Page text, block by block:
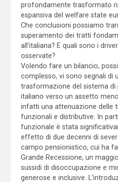
profondamente trasformato
espansiva del welfare state
Che conclusioni possiamo
superamento dei tratti
all’italiana? E quali sono i
osservate?
Volendo fare un bilancio,
complesso, vi sono segnali di
trasformazione del sistema di
italiano verso un assetto
infatti una attenuazione delle
funzionali e distributive. In
funzionale è stata
effetto di due decenni di
campo pensionistico, cui ha
Grande Recessione, un
sussidi di disoccupazione e
generose e inclusive.